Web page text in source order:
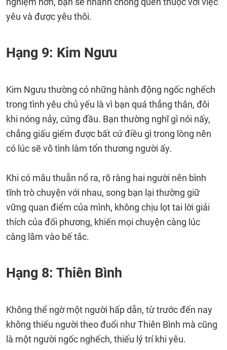
yêu và được yêu thôi.
Hạng 9: Kim Ngưu
Kim Ngưu thường có những hành động ngốc nghếch
trong tình yêu chủ yếu là vì bạn quá thẳng thắn, đôi
khi nóng nảy, cứng đầu. Bạn thường nghĩ gì nói nấy,
chẳng giấu giếm được bất cứ điều gì trong lòng nên
có lúc sẽ vô tình làm tổn thương người ấy.
Khi có mâu thuẫn nổ ra, rõ ràng hai người nên bình
tĩnh trò chuyện với nhau, song bạn lại thường giữ
vững quan điểm của mình, không chịu lọt tai lời giải
thích của đối phương, khiến mọi chuyện càng lúc
càng lâm vào bế tắc.
Hạng 8: Thiên Bình
Không thể ngờ một người hấp dẫn, từ trước đến nay
không thiếu người theo đuổi như Thiên Bình mà cũng
là một người ngốc nghếch, thiếu lý trí khi yêu.